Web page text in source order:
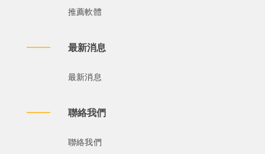
推薦軟體
最新消息
最新消息
聯絡我們
聯絡我們